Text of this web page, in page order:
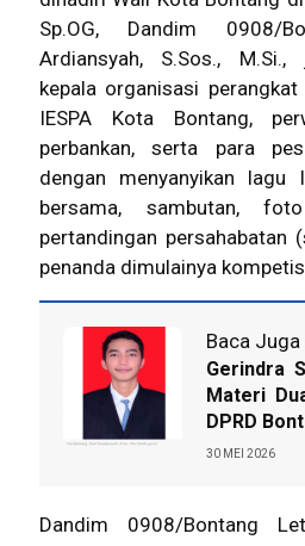
Sp.OG, Dandim 0908/
Ardiansyah, S.Sos., M.Si.,
kepala organisasi perangkat
IESPA Kota Bontang,
perbankan, serta para
dengan menyanyikan lagu
bersama, sambutan,
pertandingan persahabatan
penanda dimulainya
Baca Juga
Gerindra
Materi
DPRD
30 MEI 2026
Dandim 0908/Bontang